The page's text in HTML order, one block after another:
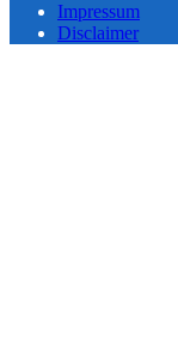
Impressum
Disclaimer